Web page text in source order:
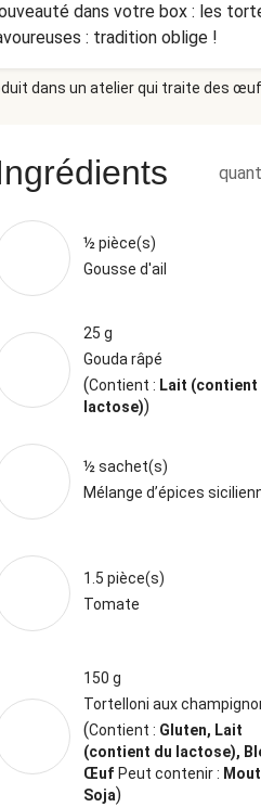
dans votre box : les
: tradition oblige !
dans un atelier qui traite des
½ pièce(s)
Gousse d'ail
25 g
Gouda râpé
(Contient : Lait (contient
lactose))
½ sachet(s)
Mélange d’épices
1.5 pièce(s)
Tomate
150 g
Tortelloni aux
(Contient : Gluten, Lait
(contient du lactose),
Œuf Peut contenir :
Soja)